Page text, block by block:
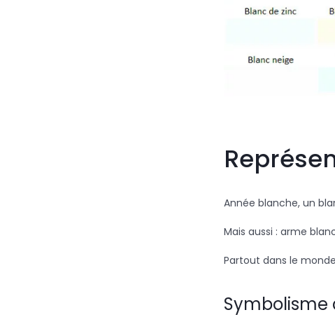
Année blanche, un
Mais aussi : arme
Partout dans le
Symbolisme